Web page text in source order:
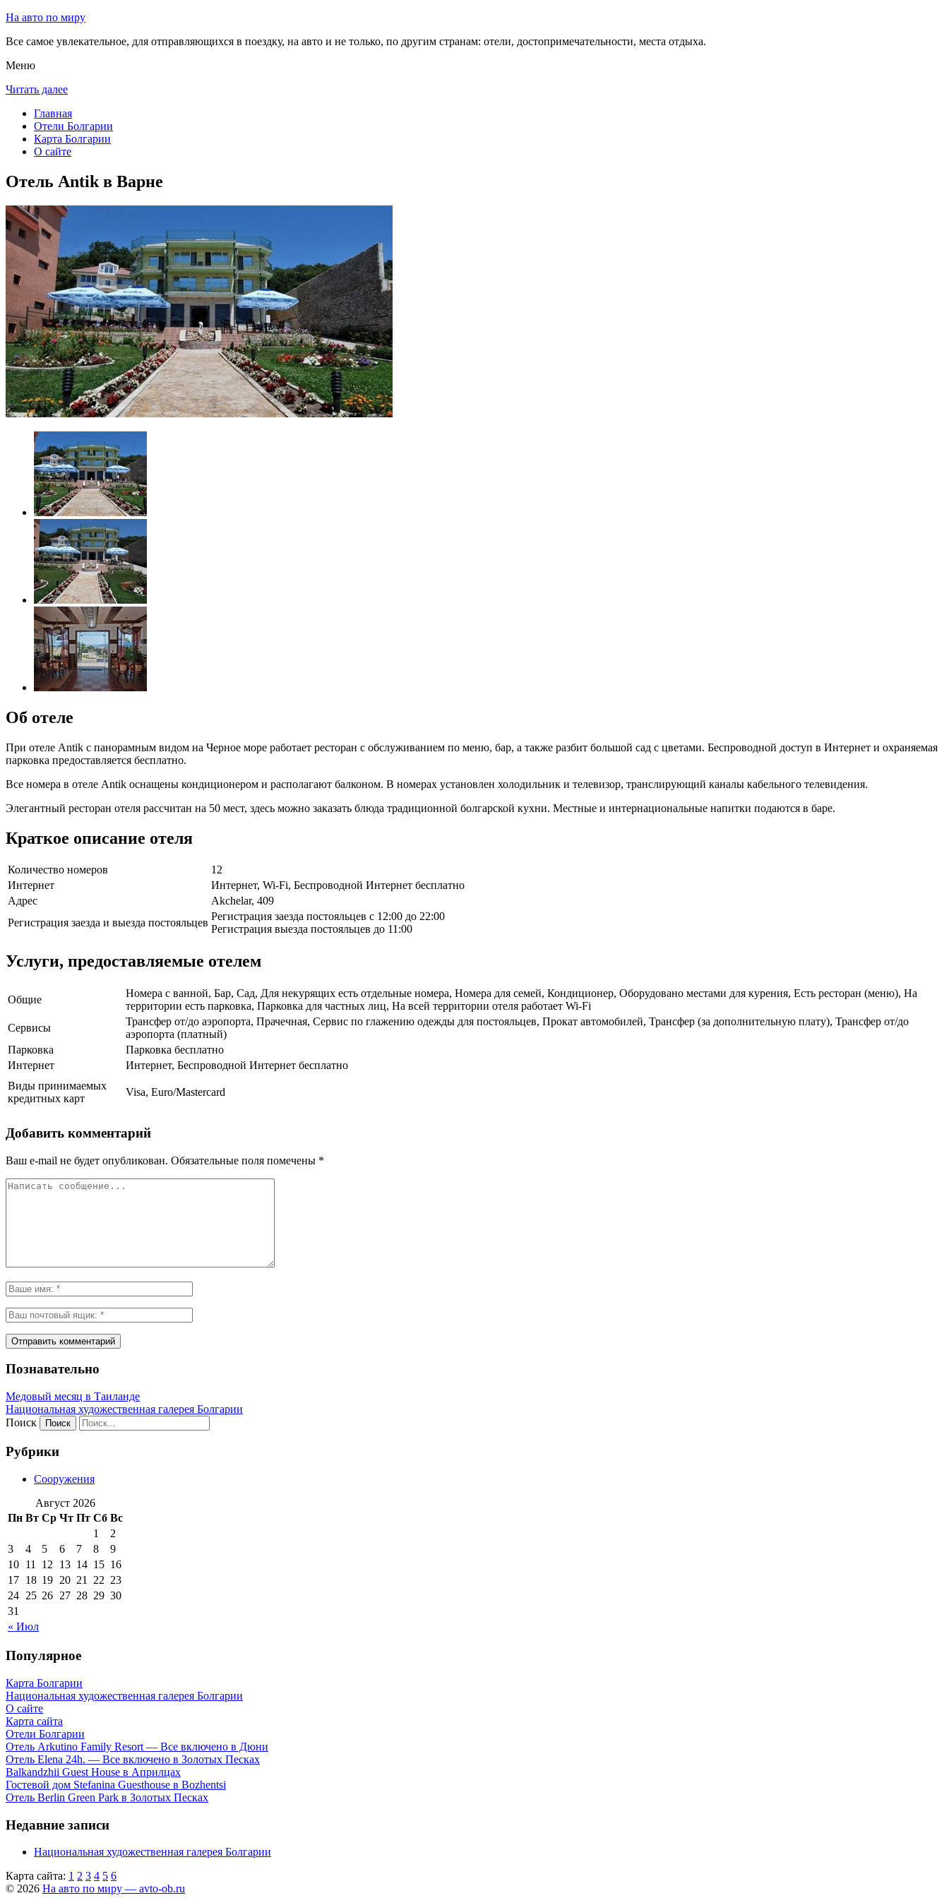
На авто по миру
Все самое увлекательное, для отправляющихся в поездку, на авто и не только, по другим странам: отели, достопримечательности, места отдыха.
Меню
Читать далее
Главная
Отели Болгарии
Карта Болгарии
О сайте
Отель Antik в Варне
Об отеле
При отеле Antik с панорамным видом на Черное море работает ресторан с обслуживанием по меню, бар, а также разбит большой сад с цветами. Беспроводной доступ в Интернет и охраняемая
парковка предоставляется бесплатно.
Все номера в отеле Antik оснащены кондиционером и располагают балконом. В номерах установлен холодильник и телевизор, транслирующий каналы кабельного телевидения.
Элегантный ресторан отеля рассчитан на 50 мест, здесь можно заказать блюда традиционной болгарской кухни. Местные и интернациональные напитки подаются в баре.
Краткое описание отеля
Количество номеров
12
Интернет
Интернет, Wi-Fi, Беспроводной Интернет бесплатно
Адрес
Akchelar, 409
Регистрация заезда и выезда постояльцев
Регистрация заезда постояльцев с 12:00 до 22:00
Регистрация выезда постояльцев до 11:00
Услуги, предоставляемые отелем
Общие
Номера с ванной, Бар, Сад, Для некурящих есть отдельные номера, Номера для семей, Кондиционер, Оборудовано местами для курения, Есть ресторан (меню), На
территории есть парковка, Парковка для частных лиц, На всей территории отеля работает Wi-Fi
Сервисы
Трансфер от/до аэропорта, Прачечная, Сервис по глажению одежды для постояльцев, Прокат автомобилей, Трансфер (за дополнительную плату), Трансфер от/до
аэропорта (платный)
Парковка
Парковка бесплатно
Интернет
Интернет, Беспроводной Интернет бесплатно
Виды принимаемых
кредитных карт
Visa, Euro/Mastercard
Добавить комментарий
Ваш e-mail не будет опубликован. Обязательные поля помечены *
Познавательно
Медовый месяц в Таиланде
Национальная художественная галерея Болгарии
Поиск
Рубрики
Сооружения
Август 2026
Пн Вт Ср Чт Пт Сб Вс
« Июл
1
2
3
4 5 6 7 8
9
10 11 12 13 14 15 16
17 18 19 20 21 22 23
24 25 26 27 28 29 30
31
Популярное
Карта Болгарии
Национальная художественная галерея Болгарии
О сайте
Карта сайта
Отели Болгарии
Отель Arkutino Family Resort — Все включено в Дюни
Отель Elena 24h. — Все включено в Золотых Песках
Balkandzhii Guest House в Априлцах
Гостевой дом Stefanina Guesthouse в Bozhentsi
Отель Berlin Green Park в Золотых Песках
Недавние записи
Национальная художественная галерея Болгарии
Карта сайта: 1 2 3 4 5 6
© 2026 На авто по миру — avto-ob.ru